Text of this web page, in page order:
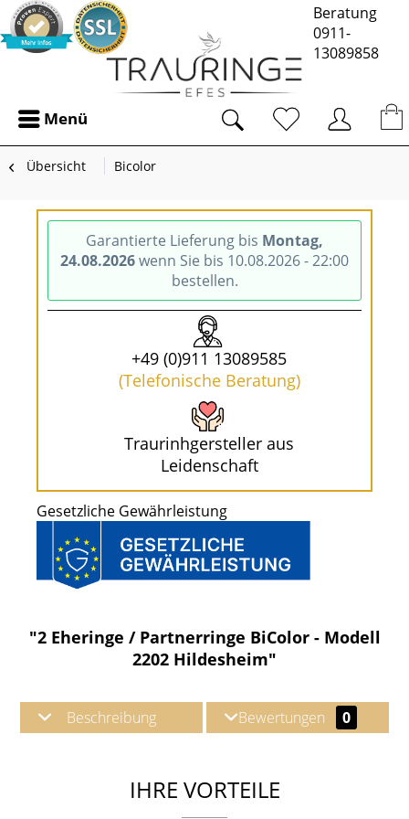
Beratung
0911-
13089858
Menü
Übersicht Bicolor
Garantierte Lieferung bis Montag,
24.08.2026wenn Sie bis 10.08.2026 - 22:00
bestellen.
+49 (0)911 13089585
(Telefonische Beratung)
Traurinhgersteller aus
Leidenschaft
Gesetzliche Gewährleistung
"2 Eheringe / Partnerringe BiColor - Modell
2202 Hildesheim"
Beschreibung Bewertungen 0
IHRE VORTEILE